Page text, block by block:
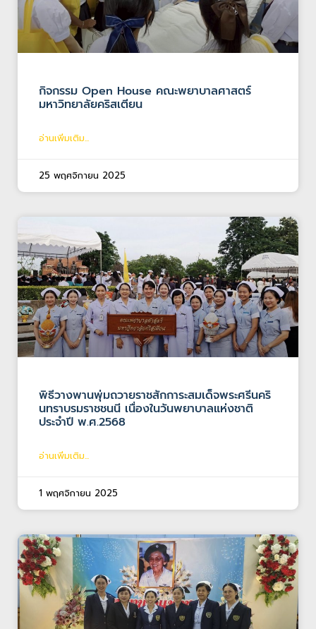
กิจกรรม Open House คณะพยาบาลศาสตร์
มหาวิทยาลัยคริสเตียน
อ่านเพิ่มเติม...
25 พฤศจิกายน 2025
พิธีวางพานพุ่มถวายราชสักการะสมเด็จพระศรีนคริ
นทราบรมราชชนนี เนื่องในวันพยาบาลแห่งชาติ
ประจำปี พ.ศ.2568
อ่านเพิ่มเติม...
1 พฤศจิกายน 2025